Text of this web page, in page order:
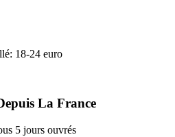
18-24 euro
La France
5 jours ouvrés